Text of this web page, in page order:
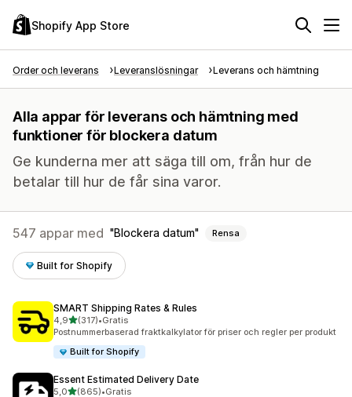
Shopify App Store
Order och leverans Leveranslösningar Leverans och hämtning
Alla appar för leverans och hämtning med
funktioner för blockera datum
Ge kunderna mer att säga till om, från hur de
betalar till hur de får sina varor.
547 appar med Blockera datum Rensa
Built for Shopify
SMART Shipping Rates & Rules
4,9av 5 stjärnor
(317)
317 recensioner totalt
•Gratis
Postnummerbaserad fraktkalkylator för priser och regler per produkt
Built for Shopify
Essent Estimated Delivery Date
5,0av 5 stjärnor
(865)•Gratis